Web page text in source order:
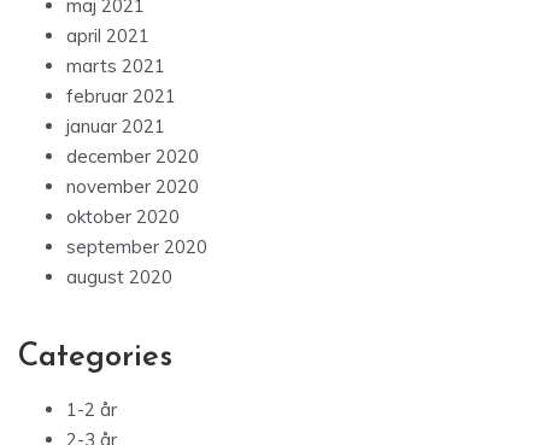
maj 2021
april 2021
marts 2021
februar 2021
januar 2021
december 2020
november 2020
oktober 2020
september 2020
august 2020
Categories
1-2 år
2-3 år